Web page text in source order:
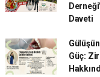
Daveti
Güç: